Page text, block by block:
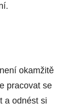
okamžitě
pracovat se
a odnést si